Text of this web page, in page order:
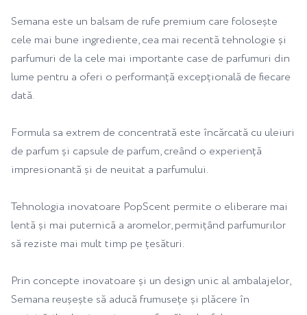
Semana este un balsam de rufe premium care folosește
cele mai bune ingrediente, cea mai recentă tehnologie și
parfumuri de la cele mai importante case de parfumuri din
lume pentru a oferi o performanță excepțională de fiecare
dată.
Formula sa extrem de concentrată este încărcată cu uleiuri
de parfum și capsule de parfum, creând o experiență
impresionantă și de neuitat a parfumului.
Tehnologia inovatoare PopScent permite o eliberare mai
lentă și mai puternică a aromelor, permițând parfumurilor
să reziste mai mult timp pe țesături.
Prin concepte inovatoare și un design unic al ambalajelor,
Semana reușește să aducă frumusețe și plăcere în